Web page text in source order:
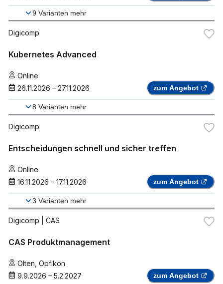
9 Varianten mehr
Digicomp
Kubernetes Advanced
Online
26.11.2026 – 27.11.2026 zum Angebot
8 Varianten mehr
Digicomp
Entscheidungen schnell und sicher treffen
Online
16.11.2026 – 17.11.2026 zum Angebot
3 Varianten mehr
Digicomp | CAS
CAS Produktmanagement
Olten Opfikon
9.9.2026 – 5.2.2027 zum Angebot